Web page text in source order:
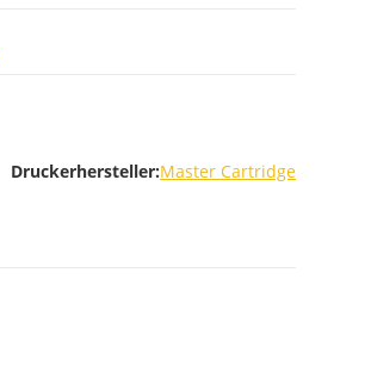
Druckerhersteller:Master Cartridge